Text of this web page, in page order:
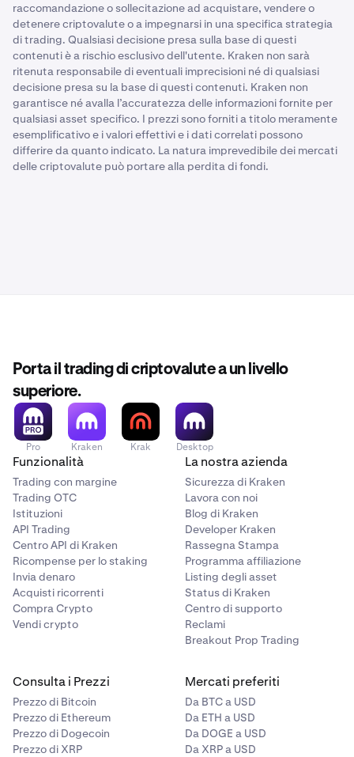
raccomandazione o sollecitazione ad acquistare, vendere o
detenere criptovalute o a impegnarsi in una specifica strategia
di trading. Qualsiasi decisione presa sulla base di questi
contenuti è a rischio esclusivo dell'utente. Kraken non sarà
ritenuta responsabile di eventuali imprecisioni né di qualsiasi
decisione presa su la base di questi contenuti. Kraken non
garantisce né avalla l’accuratezza delle informazioni fornite per
qualsiasi asset specifico. I prezzi sono forniti a titolo meramente
esemplificativo e i valori effettivi e i dati correlati possono
differire da quanto indicato. La natura imprevedibile dei mercati
delle criptovalute può portare alla perdita di fondi.
Porta il trading di criptovalute a un livello
superiore.
Pro Kraken Krak Desktop
Funzionalità
Trading con margine
Trading OTC
Istituzioni
API Trading
Centro API di Kraken
Ricompense per lo staking
Invia denaro
Acquisti ricorrenti
Compra Crypto
Vendi crypto
La nostra azienda
Sicurezza di Kraken
Lavora con noi
Blog di Kraken
Developer Kraken
Rassegna Stampa
Programma affiliazione
Listing degli asset
Status di Kraken
Centro di supporto
Reclami
Breakout Prop Trading
Consulta i Prezzi
Prezzo di Bitcoin
Prezzo di Ethereum
Prezzo di Dogecoin
Prezzo di XRP
Mercati preferiti
Da BTC a USD
Da ETH a USD
Da DOGE a USD
Da XRP a USD